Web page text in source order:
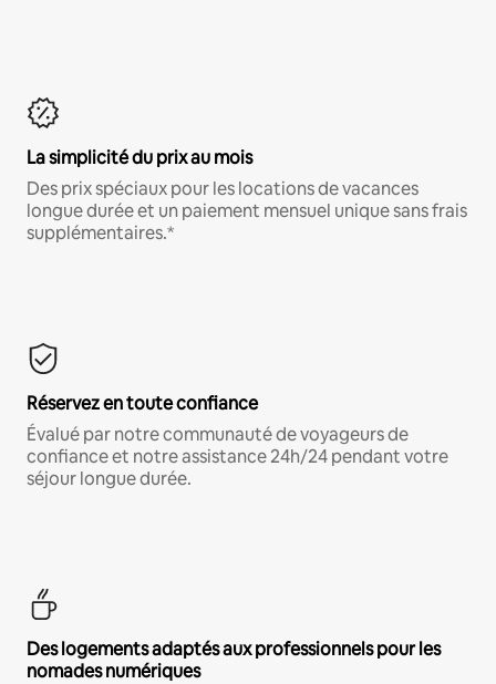
La simplicité du prix au mois
Des prix spéciaux pour les locations de vacances
longue durée et un paiement mensuel unique sans frais
supplémentaires.*
Réservez en toute confiance
Évalué par notre communauté de voyageurs de
confiance et notre assistance 24h/24 pendant votre
séjour longue durée.
Des logements adaptés aux professionnels pour les
nomades numériques